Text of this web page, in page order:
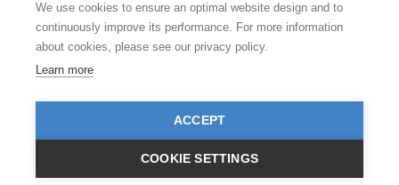
Stiftung für das Tier im Recht (TIR)
Rigistrasse 9
CH - 8006 Zürich
info@tierimrecht.org
Ihre Spende kann von den Steuern abgezogen werden.
IBAN: CH17 0900 0000 8770 0700 7, PostFinance CHF
© TIR / Impressum und Datenschutz
We use cookies to ensure an optimal website design and to
continuously improve its performance. For more information
about cookies, please see our privacy policy.
Learn more
ACCEPT
COOKIE SETTINGS